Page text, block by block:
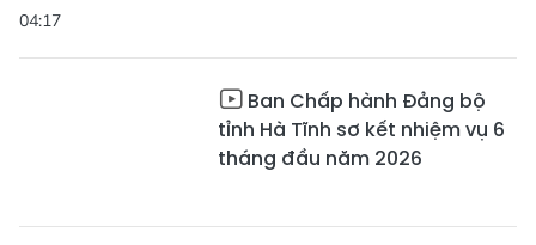
04:17
Ban Chấp hành Đảng bộ
tỉnh Hà Tĩnh sơ kết nhiệm vụ 6
tháng đầu năm 2026